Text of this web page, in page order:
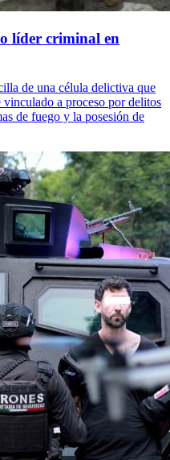
líder criminal en
de una célula delictiva que
a proceso por delitos
de fuego y la posesión de